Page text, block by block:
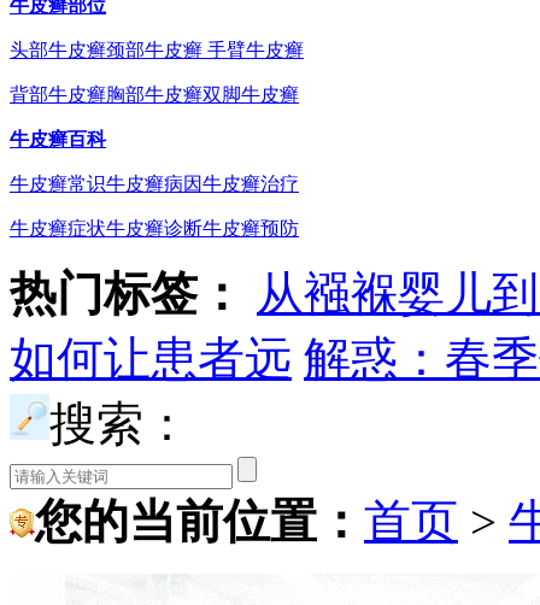
牛皮癣部位
头部牛皮癣颈部牛皮癣 手臂牛皮癣
背部牛皮癣胸部牛皮癣双脚牛皮癣
牛皮癣百科
牛皮癣常识牛皮癣病因牛皮癣治疗
牛皮癣症状牛皮癣诊断牛皮癣预防
热门标签：
从襁褓婴儿
如何让患者远 解惑：春
搜索：
您的当前位置： 首页 >